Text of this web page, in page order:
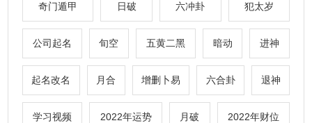
奇门遁甲 日破 六冲卦 犯太岁
公司起名 旬空 五黄二黑 暗动 进神
起名改名 月合 增删卜易 六合卦 退神
学习视频 2022年运势 月破 2022年财位